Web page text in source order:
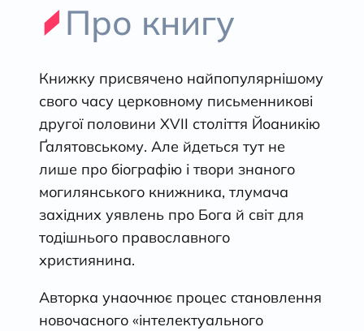
Про книгу
Книжку присвячено найпопулярнішому
свого часу церковному письменникові
другої половини ХVІІ століття Йоаникію
Ґалятовському. Але йдеться тут не
лише про біографію і твори знаного
могилянського книжника, тлумача
західних уявлень про Бога й світ для
тодішнього православного
християнина.
Авторка унаочнює процес становлення
новочасного «інтелектуального